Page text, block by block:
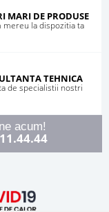
MARI DE PRODUSE
mereu la dispozitia ta
TEHNICA
de specialistii nostri
acum!